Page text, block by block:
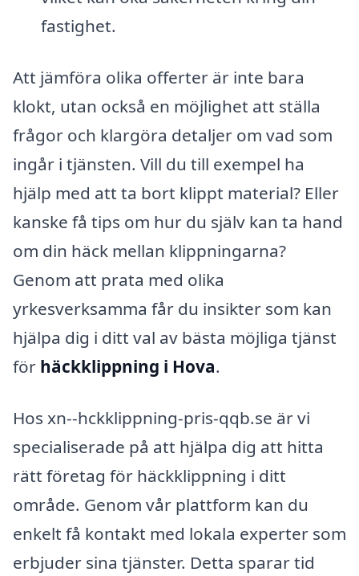
fastighet.
Att jämföra olika offerter är inte bara
klokt, utan också en möjlighet att ställa
frågor och klargöra detaljer om vad som
ingår i tjänsten. Vill du till exempel ha
hjälp med att ta bort klippt material? Eller
kanske få tips om hur du själv kan ta hand
om din häck mellan klippningarna?
Genom att prata med olika
yrkesverksamma får du insikter som kan
hjälpa dig i ditt val av bästa möjliga tjänst
för häckklippning i Hova.
Hos xn--hckklippning-pris-qqb.se är vi
specialiserade på att hjälpa dig att hitta
rätt företag för häckklippning i ditt
område. Genom vår plattform kan du
enkelt få kontakt med lokala experter som
erbjuder sina tjänster. Detta sparar tid